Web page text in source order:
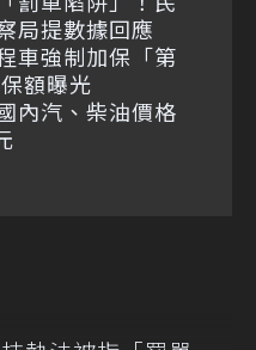
局提數據回應
車強制加保「第
額曝光
內汽、柴油價格